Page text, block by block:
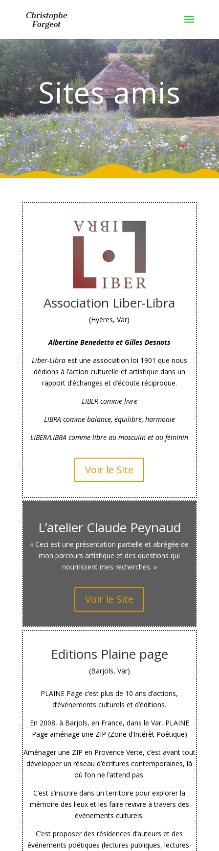
Sites amis
C
Association Liber-Libra
(Hyères, Var)
Albertine Benedetto et Gilles Desnots
Liber-Libraest une association loi 1901 que nous
dédions à l’action culturelle et artistique dans un
rapport d’échanges et d’écoute réciproque.
LIBER comme livre
LIBRA comme balance, équilibre, harmonie
LIBER/LIBRA comme libre au masculin et au féminin
Voir le Site
L’atelier Claude Peynaud
« Ceci est une présentation partielle et abrégée de
mon parcours artistique et des questions qui
nourrissent mes recherches. »
Voir le Site
Editions Plaine page
(Barjols, Var)
PLAINE Page c’est plus de 10 ans d’actions,
d’événements culturels et d’éditions.
En 2008, à Barjols, en France, dans le Var, PLAINE
Page aménage une ZIP (Zone d’Intérêt Poétique)
Aménager une ZIP en Provence Verte, c’est avant tout
développer un réseau d’écritures contemporaines, là
où l’on ne l’attend pas.
C’est s’inscrire dans un territoire pour explorer la
mémoire des lieux et les faire revivre à travers des
événements culturels.
C’est proposer des résidences d’auteurs et des
événements poétiques (lectures publiques, lectures-